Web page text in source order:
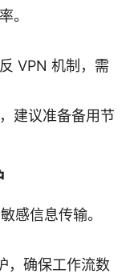
。
VPN 机制，需
建议准备备用节
感信息传输。
，确保工作流数